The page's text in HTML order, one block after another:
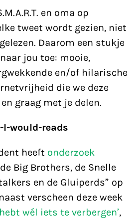
en oma op
tweet wordt gezien, niet
Daarom een stukje
jou toe: mooie,
en/of hilarische
die we deze
graag met je delen.
I-would-reads
heeft onderzoek
Big Brothers, de Snelle
en de Gluiperds” op
verscheen deze week
wél iets te verbergen’,